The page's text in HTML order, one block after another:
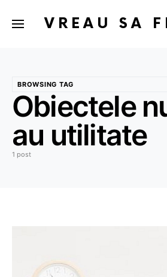
VREAU SA
BROWSING TAG
Obiectele
au utilitate
1 post